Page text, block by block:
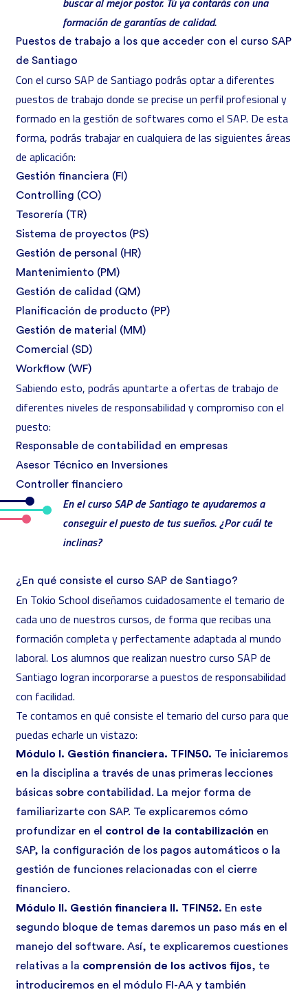
formación de garantías de calidad.
Puestos de trabajo a los que acceder con el curso SAP
de Santiago
Con el curso SAP de Santiago podrás optar a diferentes
puestos de trabajo donde se precise un perfil profesional y
formado en la gestión de softwares como el SAP. De esta
forma, podrás trabajar en cualquiera de las siguientes áreas
de aplicación:
Gestión financiera (FI)
Controlling (CO)
Tesorería (TR)
Sistema de proyectos (PS)
Gestión de personal (HR)
Mantenimiento (PM)
Gestión de calidad (QM)
Planificación de producto (PP)
Gestión de material (MM)
Comercial (SD)
Workflow (WF)
Sabiendo esto, podrás apuntarte a ofertas de trabajo de
diferentes niveles de responsabilidad y compromiso con el
puesto:
Responsable de contabilidad en empresas
Asesor Técnico en Inversiones
Controller financiero
En el curso SAP de Santiago te ayudaremos a
conseguir el puesto de tus sueños. ¿Por cuál te
inclinas?
¿En qué consiste el curso SAP de Santiago?
En Tokio School diseñamos cuidadosamente el temario de
cada uno de nuestros cursos, de forma que recibas una
formación completa y perfectamente adaptada al mundo
laboral. Los alumnos que realizan nuestro curso SAP de
Santiago logran incorporarse a puestos de responsabilidad
con facilidad.
Te contamos en qué consiste el temario del curso para que
puedas echarle un vistazo:
Módulo I. Gestión financiera. TFIN50. Te iniciaremos
en la disciplina a través de unas primeras lecciones
básicas sobre contabilidad. La mejor forma de
familiarizarte con SAP. Te explicaremos cómo
profundizar en el control de la contabilización en
SAP, la configuración de los pagos automáticos o la
gestión de funciones relacionadas con el cierre
financiero.
Módulo II. Gestión financiera II. TFIN52. En este
segundo bloque de temas daremos un paso más en el
manejo del software. Así, te explicaremos cuestiones
relativas a la comprensión de los activos fijos, te
introduciremos en el módulo FI-AA y también